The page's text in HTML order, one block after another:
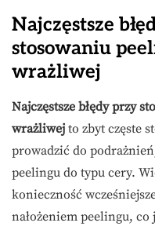
Najczęstsze
stosowaniu
wrażliwej
Najczęstsze błędy przy
wrażliwej to zbyt częste
prowadzić do
peelingu do typu cery.
konieczność
nałożeniem peelingu,